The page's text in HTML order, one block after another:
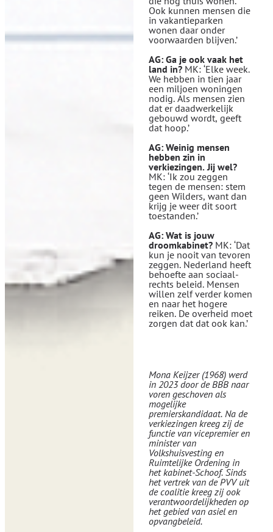
Ook kunnen mensen die
in vakantieparken
wonen daar onder
voorwaarden blijven.’
AG: Ga je ook vaak het
land in?MK: ‘Elke week.
We hebben in tien jaar
een miljoen woningen
nodig. Als mensen zien
dat er daadwerkelijk
gebouwd wordt, geeft
dat hoop.’
AG: Weinig mensen
hebben zin in
verkiezingen. Jij wel?
MK: ‘Ik zou zeggen
tegen de mensen: stem
geen Wilders, want dan
krijg je weer dit soort
toestanden.’
AG: Wat is jouw
droomkabinet?MK: ‘Dat
kun je nooit van tevoren
zeggen. Nederland heeft
behoefte aan sociaal-
rechts beleid. Mensen
willen zelf verder komen
en naar het hogere
reiken. De overheid moet
zorgen dat dat ook kan.’
Mona Keijzer (1968) werd
in 2023 door de BBB naar
voren geschoven als
mogelijke
premierskandidaat. Na de
verkiezingen kreeg zij de
functie van vicepremier en
minister van
Volkshuisvesting en
Ruimtelijke Ordening in
het kabinet-Schoof. Sinds
het vertrek van de PVV uit
de coalitie kreeg zij ook
verantwoordelijkheden op
het gebied van asiel en
opvangbeleid.